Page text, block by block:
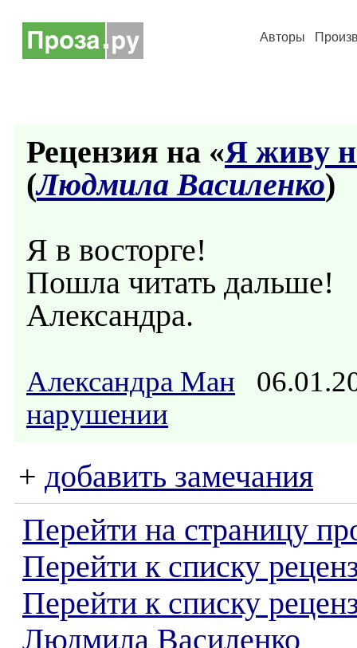
Авторы
Рецензия на «Я живу
(Людмила Василенко)
Я в восторге!
Пошла читать дальше!
Александра.
Александра Ман
нарушении
+ добавить замечания
Перейти на страницу
Перейти к списку
Перейти к списку
Людмила Василенко